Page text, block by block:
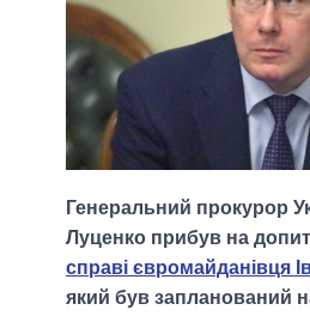
Генеральний прокурор
Луценко прибув на
справі євромайданівця
який був запланований